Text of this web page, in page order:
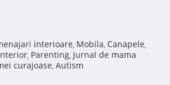
interioare, Mobila, Canapele,
, Parenting, Jurnal de mama
curajoase, Autism